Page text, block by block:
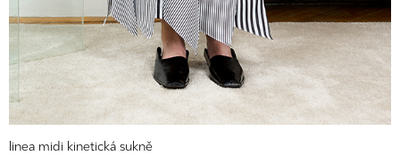
linea midi kinetická sukně